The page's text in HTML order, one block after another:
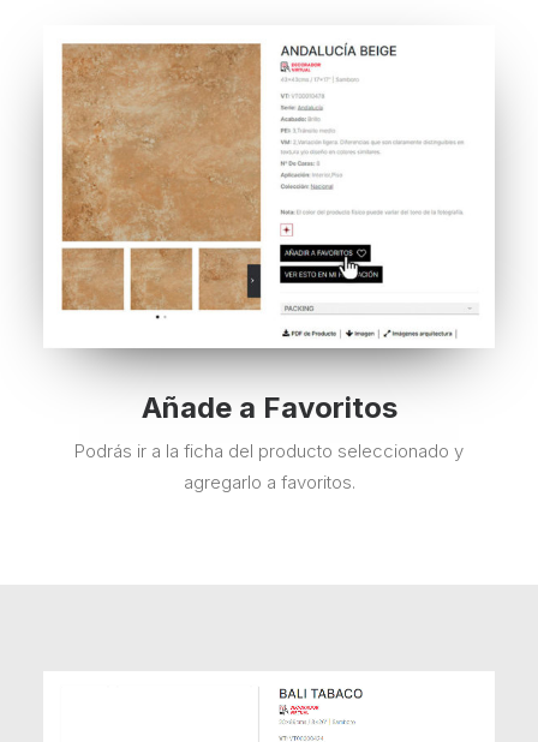
Añade a Favoritos
Podrás ir a la ficha del producto seleccionado y
agregarlo a favoritos.